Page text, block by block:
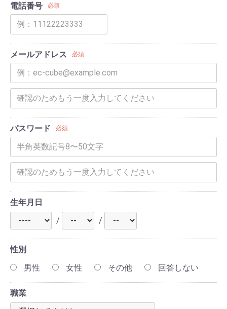
電話番号 必須
メールアドレス 必須
パスワード 必須
生年月日
/
/
性別
男性
女性 その他 回答しない
職業